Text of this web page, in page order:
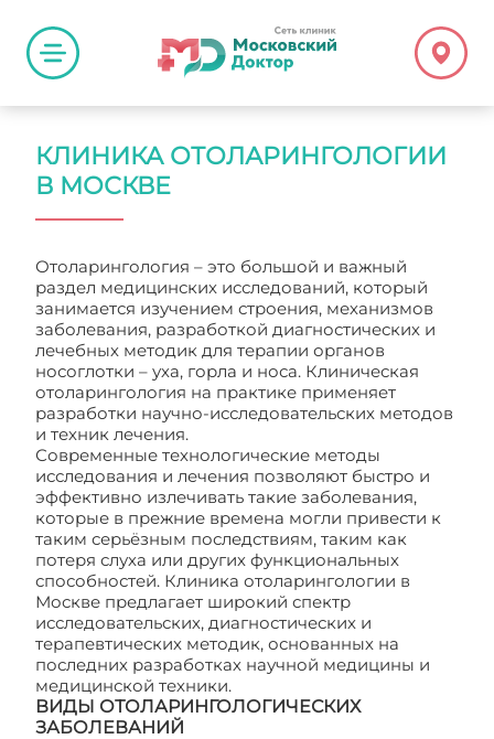
КЛИНИКА ОТОЛАРИНГОЛОГИИ
В МОСКВЕ
Отоларингология – это большой и важный
раздел медицинских исследований, который
занимается изучением строения, механизмов
заболевания, разработкой диагностических и
лечебных методик для терапии органов
носоглотки – уха, горла и носа. Клиническая
отоларингология на практике применяет
разработки научно-исследовательских методов
и техник лечения.
Современные технологические методы
исследования и лечения позволяют быстро и
эффективно излечивать такие заболевания,
которые в прежние времена могли привести к
таким серьёзным последствиям, таким как
потеря слуха или других функциональных
способностей. Клиника отоларингологии в
Москве предлагает широкий спектр
исследовательских, диагностических и
терапевтических методик, основанных на
последних разработках научной медицины и
медицинской техники.
ВИДЫ ОТОЛАРИНГОЛОГИЧЕСКИХ
ЗАБОЛЕВАНИЙ